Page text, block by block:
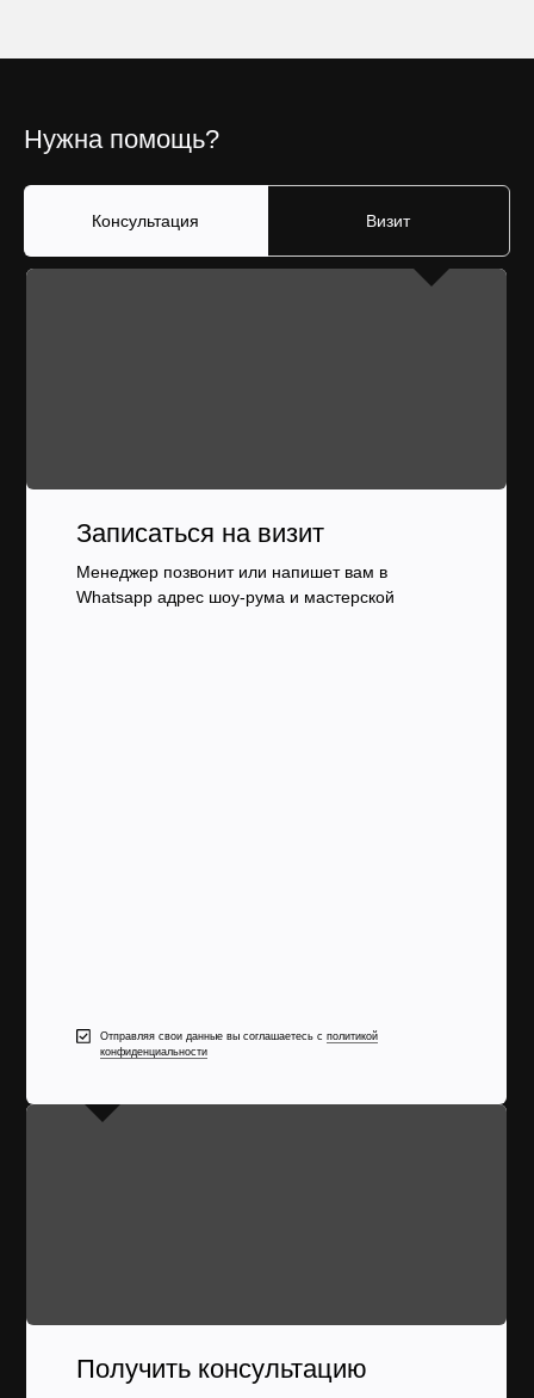
Нужна помощь?
Консультация Визит
Записаться на визит
Менеджер позвонит или напишет вам в
Whatsapp адрес шоу-рума и мастерской
Отправляя свои данные вы соглашаетесь с политикой
конфиденциальности
Получить консультацию